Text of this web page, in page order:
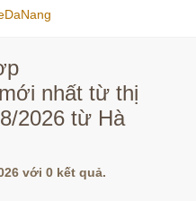
nhất từ thị
2026 từ Hà
với 0 kết quả.